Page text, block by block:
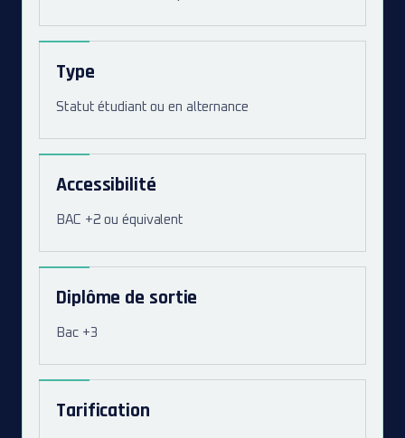
Type
Statut étudiant ou en alternance
Accessibilité
BAC +2 ou équivalent
Diplôme de sortie
Bac +3
Tarification